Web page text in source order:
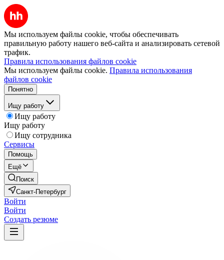
Мы используем файлы cookie, чтобы обеспечивать
правильную работу нашего веб-сайта и анализировать сетевой
трафик.
Правила использования файлов cookie
Мы используем файлы cookie. Правила использования
файлов cookie
Понятно
Ищу работу
Ищу работу
Ищу работу
Ищу сотрудника
Сервисы
Помощь
Ещё
Поиск
Санкт-Петербург
Войти
Войти
Создать резюме